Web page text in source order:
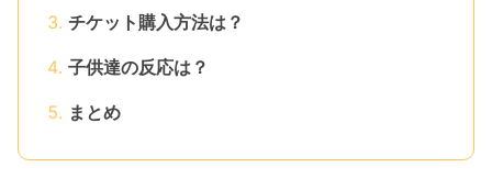
チケット購入方法は？
子供達の反応は？
まとめ